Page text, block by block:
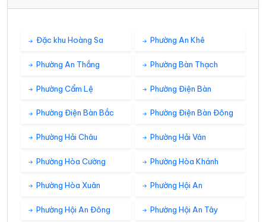
Đặc khu Hoàng Sa Phường An Khê
Phường An Thắng Phường Bàn Thạch
Phường Cẩm Lệ Phường Điện Bàn
Phường Điện Bàn Bắc Phường Điện Bàn Đông
Phường Hải Châu Phường Hải Vân
Phường Hòa Cường Phường Hòa Khánh
Phường Hòa Xuân Phường Hội An
Phường Hội An Đông Phường Hội An Tây